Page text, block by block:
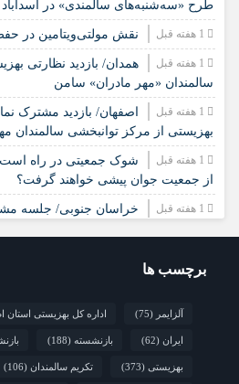
طرح «سه‌شنبه‌های سالمندی» در اسدآباد
نقش مولتی‌ویتامین در
همدان/ بازدید نظارتی
سالمندان «مهر مادران» سامن
اصفهان/ بازدید مشترک
بهزیستی از مرکز توانبخشی سالمندان
شوک جمعیتی در راه
از جمعیت جوان پیشی خواهند گرفت؟
خراسان جنوبی/ جلسه
مشارکت همه دستگاه‌هاست
و مشارکت اجتماعی
برچسب ها
آلزایمر (75) اداره کل بهزیستی استان
ایران (62) بازنشسته (188)
بهزیستی (373) تکریم سالمندان (106)